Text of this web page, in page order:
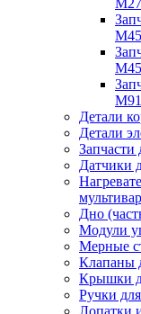
Детали
Детали
Запчасти
Датчики
Дно
Модули
Мерные
Клапаны
Крышки
Ручки
Лопатки